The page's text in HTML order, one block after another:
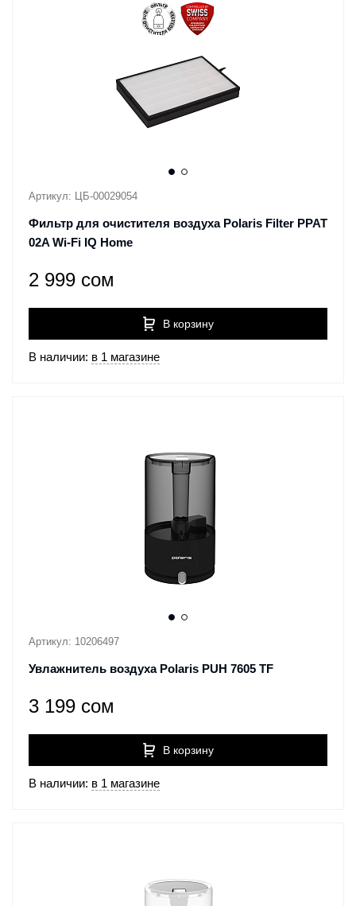
Артикул: ЦБ-00029054
Фильтр для очистителя воздуха Polaris Filter PPAT
02A Wi-Fi IQ Home
2 999 сом
В корзину
В наличии: в 1 магазине
Артикул: 10206497
Увлажнитель воздуха Polaris PUH 7605 TF
3 199 сом
В корзину
В наличии: в 1 магазине